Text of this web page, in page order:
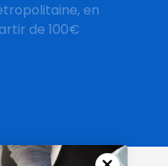
en
de 100€